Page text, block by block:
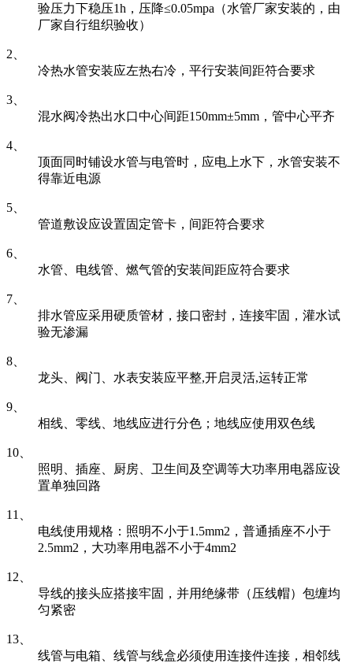
验压力下稳压1h，压降≤0.05mpa（水管厂家安装的，由
厂家自行组织验收）
2、
冷热水管安装应左热右冷，平行安装间距符合要求
3、
混水阀冷热出水口中心间距150mm±5mm，管中心平齐
4、
顶面同时铺设水管与电管时，应电上水下，水管安装不
得靠近电源
5、
管道敷设应设置固定管卡，间距符合要求
6、
水管、电线管、燃气管的安装间距应符合要求
7、
排水管应采用硬质管材，接口密封，连接牢固，灌水试
验无渗漏
8、
龙头、阀门、水表安装应平整,开启灵活,运转正常
9、
相线、零线、地线应进行分色；地线应使用双色线
10、
照明、插座、厨房、卫生间及空调等大功率用电器应设
置单独回路
11、
电线使用规格：照明不小于1.5mm2，普通插座不小于
2.5mm2，大功率用电器不小于4mm2
12、
导线的接头应搭接牢固，并用绝缘带（压线帽）包缠均
匀紧密
13、
线管与电箱、线管与线盒必须使用连接件连接，相邻线